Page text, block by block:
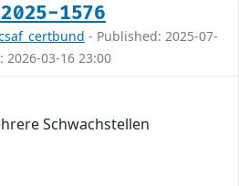
2025-1576
- Published: 2025-07-
2026-03-16 23:00
Schwachstellen